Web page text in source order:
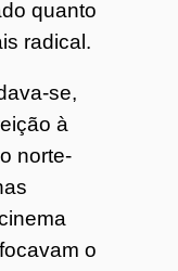
quanto
radical.
se,
à
norte-
o